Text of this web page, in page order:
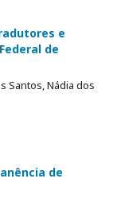
e
de
Santos, Nádia dos
de